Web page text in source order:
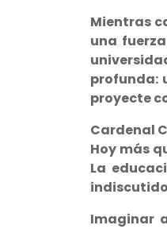
Mientras
una
profunda:
proyecte
Cardenal
Hoy más
La
Imaginar